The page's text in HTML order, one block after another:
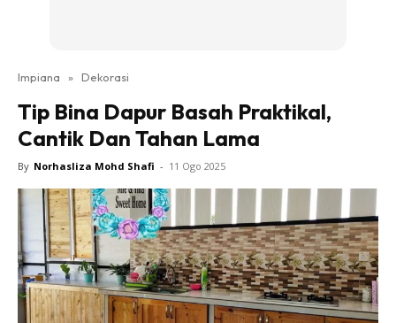
Ruang Makan
Ruang Tamu
Direktori
Interior Design
Landskap
DIY
Bilik Air
Bilik Tidur
Dapur
Impiana » Dekorasi
Tip Bina Dapur Basah Praktikal,
Cantik Dan Tahan Lama
By Norhasliza Mohd Shafi - 11 Ogo 2025